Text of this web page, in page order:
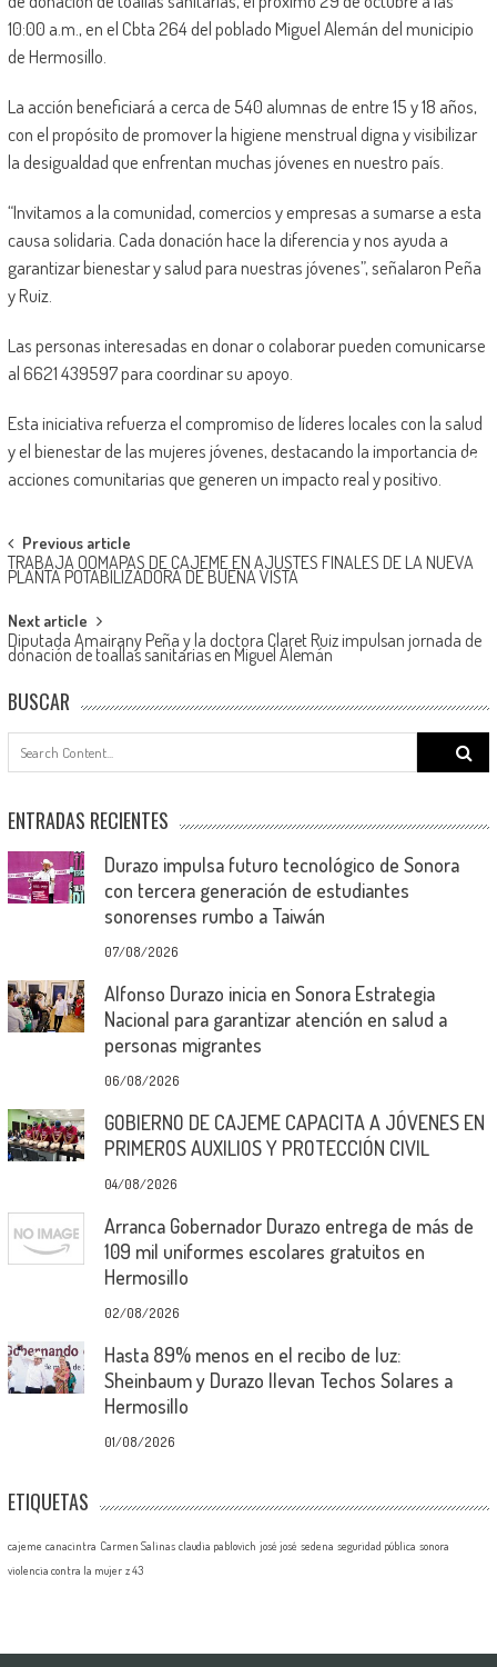
10:00 a.m., en el Cbta 264 del poblado Miguel Alemán del municipio
de Hermosillo.
La acción beneficiará a cerca de 540 alumnas de entre 15 y 18 años,
con el propósito de promover la higiene menstrual digna y visibilizar
la desigualdad que enfrentan muchas jóvenes en nuestro país.
“Invitamos a la comunidad, comercios y empresas a sumarse a esta
causa solidaria. Cada donación hace la diferencia y nos ayuda a
garantizar bienestar y salud para nuestras jóvenes”, señalaron Peña
y Ruiz.
Las personas interesadas en donar o colaborar pueden comunicarse
al 6621 439597 para coordinar su apoyo.
Esta iniciativa refuerza el compromiso de líderes locales con la salud
y el bienestar de las mujeres jóvenes, destacando la importancia de
acciones comunitarias que generen un impacto real y positivo.
Post
navigation
Previous article
TRABAJA OOMAPAS DE CAJEME EN AJUSTES FINALES DE LA NUEVA
PLANTA POTABILIZADORA DE BUENA VISTA
Next article
Diputada Amairany Peña y la doctora Claret Ruiz impulsan jornada de
donación de toallas sanitarias en Miguel Alemán
BUSCAR
Search
for:
ENTRADAS RECIENTES
Durazo impulsa futuro tecnológico de Sonora
con tercera generación de estudiantes
sonorenses rumbo a Taiwán
07/08/2026
Alfonso Durazo inicia en Sonora Estrategia
Nacional para garantizar atención en salud a
personas migrantes
06/08/2026
GOBIERNO DE CAJEME CAPACITA A JÓVENES EN
PRIMEROS AUXILIOS Y PROTECCIÓN CIVIL
04/08/2026
Arranca Gobernador Durazo entrega de más de
109 mil uniformes escolares gratuitos en
Hermosillo
02/08/2026
Hasta 89% menos en el recibo de luz:
Sheinbaum y Durazo llevan Techos Solares a
Hermosillo
01/08/2026
ETIQUETAS
cajeme canacintra Carmen Salinas claudia pablovich josé josé sedena seguridad pública sonora
violencia contra la mujer z 43